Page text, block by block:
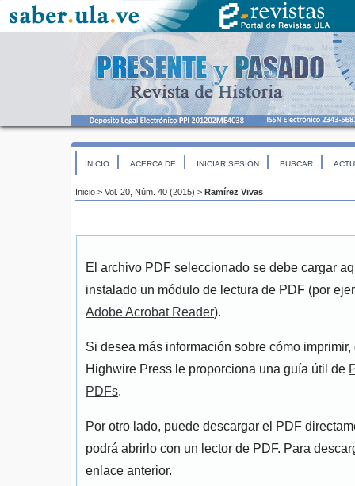
INICIO ACERCA DE INICIAR SESIÓN BUSCAR
Inicio > Vol. 20, Núm. 40 (2015) > Ramírez Vivas
El archivo PDF seleccionado se debe cargar
instalado un módulo de lectura de PDF (por
Adobe Acrobat Reader).
Si desea más información sobre cómo
Highwire Press le proporciona una guía útil de
PDFs.
Por otro lado, puede descargar el PDF
podrá abrirlo con un lector de PDF. Para
enlace anterior.